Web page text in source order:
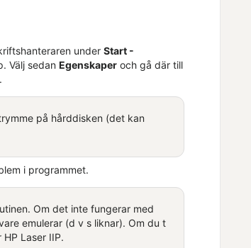
under Start -
Välj sedan Egenskaper och gå där till
.
på hårddisken (det kan
i programmet.
Om det inte fungerar med
emulerar (d v s liknar). Om du t
Laser IIP.